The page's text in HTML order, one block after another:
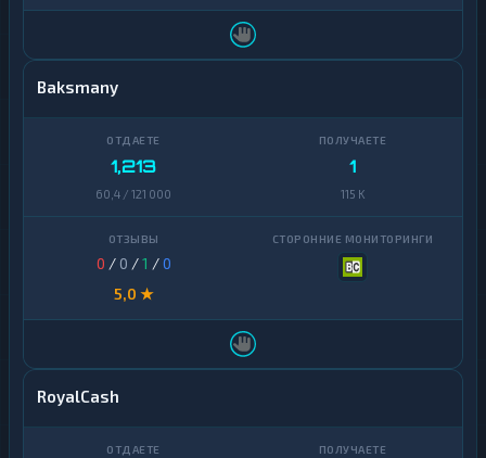
Baksmany
1,213
60,4 / 121 000
1
115 K
0 / 0 /1 /0
5,0 ★
RoyalCash